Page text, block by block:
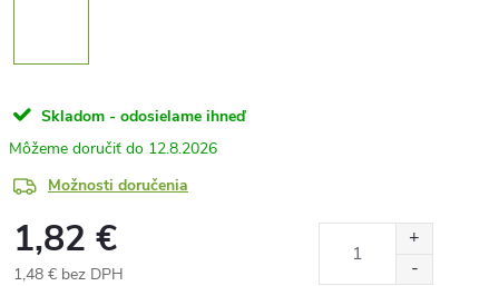
Skladom - odosielame ihneď
12.8.2026
Možnosti doručenia
1,82 €
1,48 € bez DPH